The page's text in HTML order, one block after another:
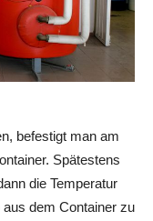
befestigt man am
Spätestens
die Temperatur
dem Container zu